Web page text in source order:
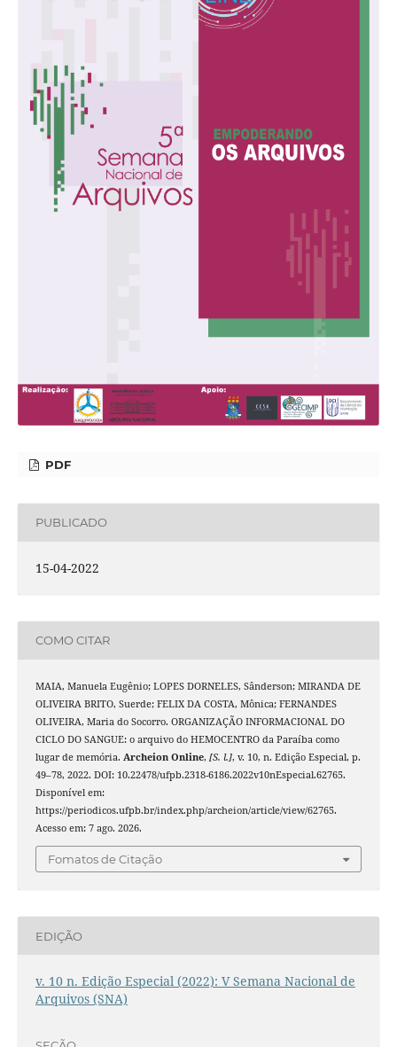
PDF
PUBLICADO
15-04-2022
COMO CITAR
MAIA, Manuela Eugênio; LOPES DORNELES, Sânderson; MIRANDA DE
OLIVEIRA BRITO, Suerde; FELIX DA COSTA, Mônica; FERNANDES
OLIVEIRA, Maria do Socorro. ORGANIZAÇÃO INFORMACIONAL DO
CICLO DO SANGUE: o arquivo do HEMOCENTRO da Paraíba como
lugar de memória. Archeion Online, [S. l.], v. 10, n. Edição Especial, p.
49–78, 2022. DOI: 10.22478/ufpb.2318-6186.2022v10nEspecial.62765.
Disponível em:
https://periodicos.ufpb.br/index.php/archeion/article/view/62765.
Acesso em: 7 ago. 2026.
Fomatos de Citação
EDIÇÃO
v. 10 n. Edição Especial (2022): V Semana Nacional de
Arquivos (SNA)